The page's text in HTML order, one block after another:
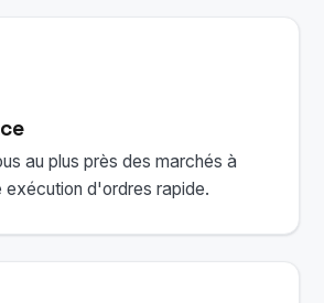
au plus près des marchés à
exécution d'ordres rapide.